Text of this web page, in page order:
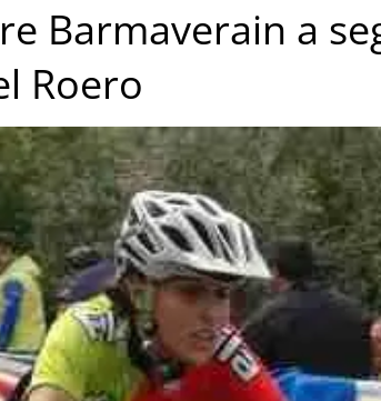
Barmaverain a
Roero